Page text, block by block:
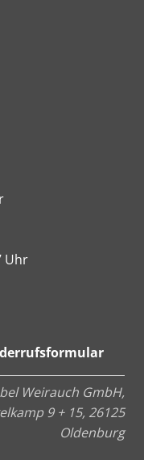
Uhr
Weirauch GmbH,
9 + 15, 26125
Oldenburg